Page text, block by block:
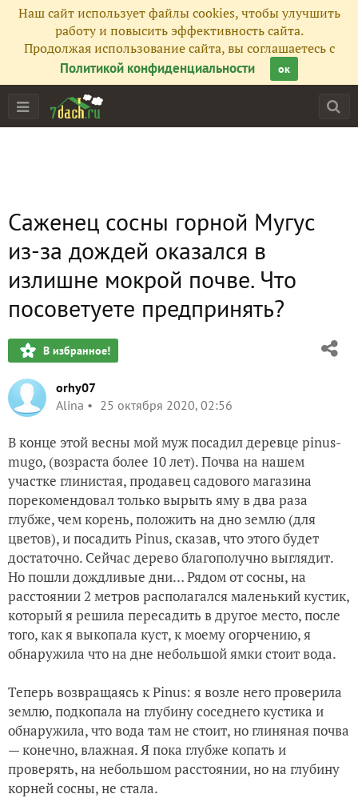
Наш сайт использует файлы cookies, чтобы улучшить
работу и повысить эффективность сайта.
Продолжая использование сайта, вы соглашаетесь с
Политикой конфиденциальности
ок
Саженец сосны горной Мугус
из-за дождей оказался в
излишне мокрой почве. Что
посоветуете предпринять?
В избранное!
orhy07
Alina
25 октября 2020, 02:56
В конце этой весны мой муж посадил деревце pinus-
mugo, (возраста более 10 лет). Почва на нашем
участке глинистая, продавец садового магазина
порекомендовал только вырыть яму в два раза
глубже, чем корень, положить на дно землю (для
цветов), и посадить Рinus, сказав, что этого будет
достаточно. Сейчас дерево благополучно выглядит.
Но пошли дождливые дни… Рядом от сосны, на
расстоянии 2 метров располагался маленький кустик,
который я решила пересадить в другое место, после
того, как я выкопала куст, к моему огорчению, я
обнаружила что на дне небольшой ямки стоит вода.
Теперь возвращаясь к Pinus: я возле него проверила
землю, подкопала на глубину соседнего кустика и
обнаружила, что вода там не стоит, но глиняная почва
— конечно, влажная. Я пока глубже копать и
проверять, на небольшом расстоянии, но на глубину
корней сосны, не стала.